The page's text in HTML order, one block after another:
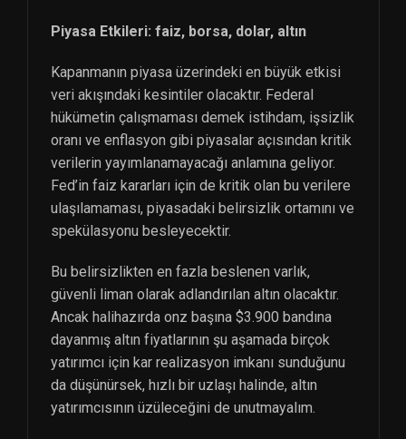
Piyasa Etkileri: faiz, borsa, dolar, altın
Kapanmanın piyasa üzerindeki en büyük etkisi
veri akışındaki kesintiler olacaktır. Federal
hükümetin çalışmaması demek istihdam, işsizlik
oranı ve enflasyon gibi piyasalar açısından kritik
verilerin yayımlanamayacağı anlamına geliyor.
Fed’in faiz kararları için de kritik olan bu verilere
ulaşılamaması, piyasadaki belirsizlik ortamını ve
spekülasyonu besleyecektir.
Bu belirsizlikten en fazla beslenen varlık,
güvenli liman olarak adlandırılan altın olacaktır.
Ancak halihazırda onz başına $3.900 bandına
dayanmış altın fiyatlarının şu aşamada birçok
yatırımcı için kar realizasyon imkanı sunduğunu
da düşünürsek, hızlı bir uzlaşı halinde, altın
yatırımcısının üzüleceğini de unutmayalım.